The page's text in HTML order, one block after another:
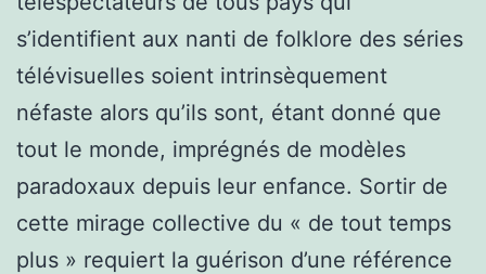
s’identifient aux nanti de folklore des séries
télévisuelles soient intrinsèquement
néfaste alors qu’ils sont, étant donné que
tout le monde, imprégnés de modèles
paradoxaux depuis leur enfance. Sortir de
cette mirage collective du « de tout temps
plus » requiert la guérison d’une référence